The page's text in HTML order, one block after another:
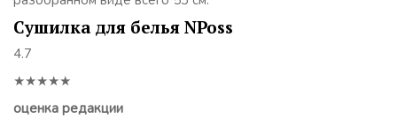
Сушилка для белья NPoss
4.7
★★★★★
оценка редакции